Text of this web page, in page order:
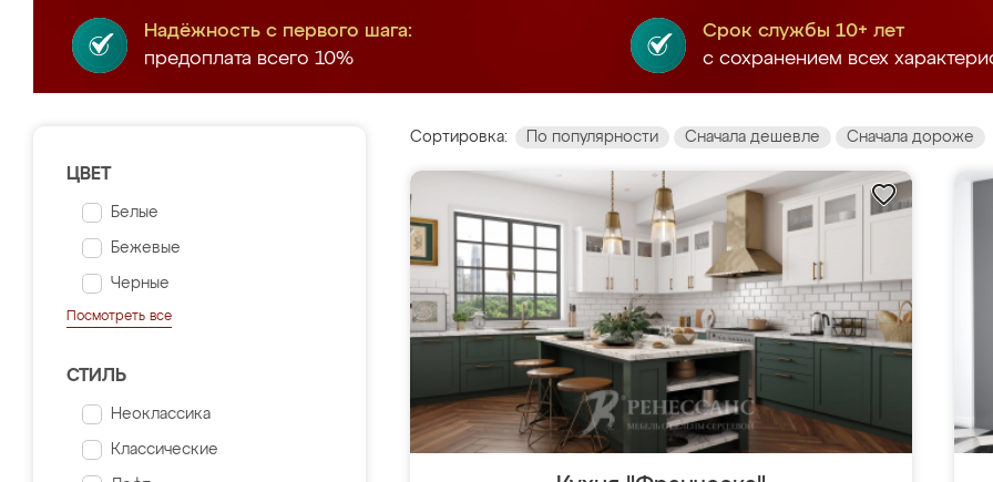
Надёжность с первого шага:
предоплата всего 10%
Срок службы 10+ лет
с сохранением всех
ЦВЕТ
Белые
Бежевые
Черные
Посмотреть все
СТИЛЬ
Неоклассика
Классические
Сортировка: По популярности Сначала дешевле Сначала дороже